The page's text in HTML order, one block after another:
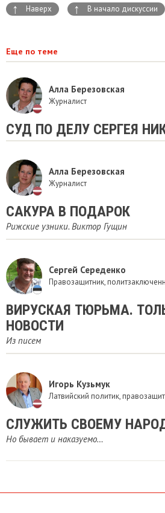
↑ Наверх ↑ В начало дискуссии
Еще по теме
Алла Березовская
Журналист
СУД ПО ДЕЛУ СЕРГЕЯ
Алла Березовская
Журналист
САКУРА В ПОДАРОК
Рижские узники. Виктор Гущин
Сергей Середенко
Правозащитник,
ВИРУСКАЯ ТЮРЬМА.
НОВОСТИ
Из писем
Игорь Кузьмук
Латвийский политик,
СЛУЖИТЬ СВОЕМУ
Но бывает и наказуемо…